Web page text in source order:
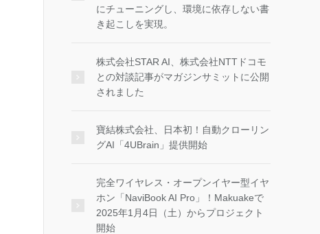
にチューニングし、環境に依存しない書
き起こしを実現。
株式会社STAR AI、株式会社NTTドコモ
との対談記事がマガジンサミットに公開
されました
寶結株式会社、日本初！自動クローリン
グAI「4UBrain」提供開始
完全ワイヤレス・オープンイヤー型イヤ
ホン「NaviBook AI Pro」！Makuakeで
2025年1月4日（土）からプロジェクト
開始